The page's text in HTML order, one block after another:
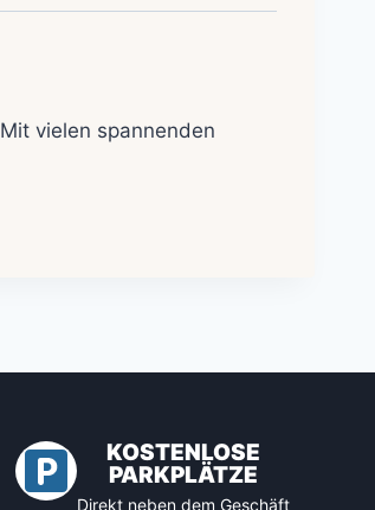
Mit vielen spannenden
KOSTENLOSE
PARKPLÄTZE
Direkt neben dem Geschäft